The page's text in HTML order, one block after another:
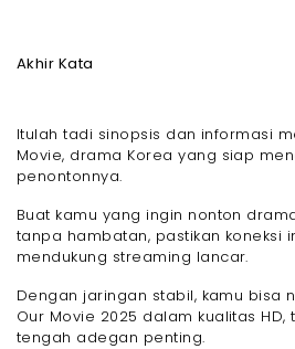
Akhir Kata
Itulah tadi sinopsis dan informasi
Movie, drama Korea yang siap
penontonnya.
Buat kamu yang ingin nonton
tanpa hambatan, pastikan koneksi
mendukung streaming lancar.
Dengan jaringan stabil, kamu bisa
Our Movie 2025 dalam kualitas
tengah adegan penting.